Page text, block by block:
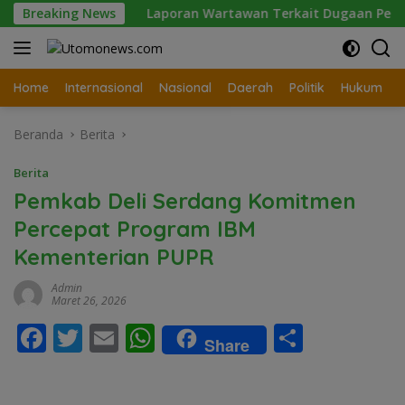
Langsung
ke
konten
Breaking News
Laporan Wartawan Terkait Dugaan Pengancaman dan
Home Internasional Nasional Daerah Politik Hukum
Beranda Berita
Berita
Pemkab Deli Serdang Komitmen
Percepat Program IBM
Kementerian PUPR
Admin
Maret 26, 2026
F T E W
h
Share